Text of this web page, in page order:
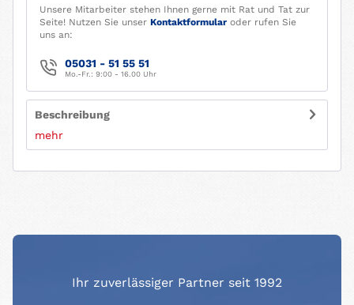
Unsere Mitarbeiter stehen Ihnen gerne mit Rat und Tat zur
Seite! Nutzen Sie unser Kontaktformular oder rufen Sie
uns an:
05031 - 51 55 51
Mo.-Fr.: 9:00 - 16.00 Uhr
Beschreibung
mehr
Ihr zuverlässiger Partner seit 1992